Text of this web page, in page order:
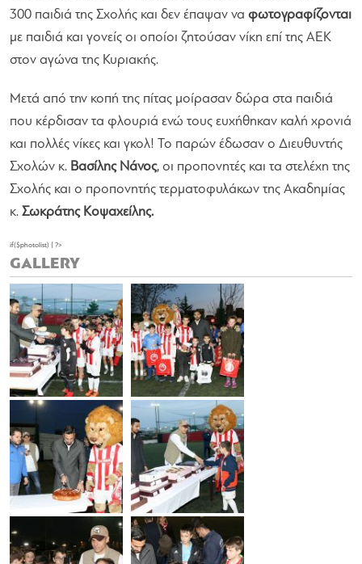
300 παιδιά της Σχολής και δεν έπαψαν να φωτογραφίζονται
με παιδιά και γονείς οι οποίοι ζητούσαν νίκη επί της ΑΕΚ
στον αγώνα της Κυριακής.
Μετά από την κοπή της πίτας μοίρασαν δώρα στα παιδιά
που κέρδισαν τα φλουριά ενώ τους ευχήθηκαν καλή χρονιά
και πολλές νίκες και γκολ! Το παρών έδωσαν ο Διευθυντής
Σχολών κ. Βασίλης Νάνος, οι προπονητές και τα στελέχη της
Σχολής και ο προπονητής τερματοφυλάκων της Ακαδημίας
κ. Σωκράτης Κοψαχείλης.
if($photolist) { ?>
GALLERY